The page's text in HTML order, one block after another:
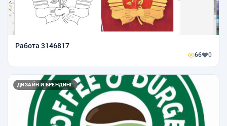
Работа 3146817
66 0
ДИЗАЙН И БРЕНДИНГ